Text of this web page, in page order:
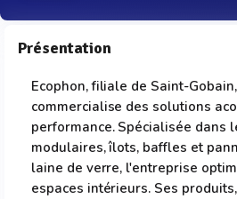
Présentation
Ecophon, filiale de Saint-
commercialise des solutions
performance. Spécialisée dans
modulaires, îlots, baffles et
laine de verre, l'entreprise
espaces intérieurs. Ses